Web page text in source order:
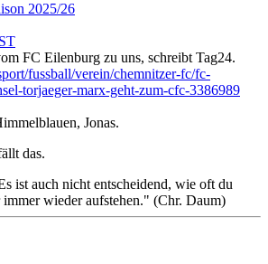
2025/26
FC Eilenburg zu uns, schreibt Tag24.
fussball/verein/chemnitzer-fc/fc-
torjaeger-marx-geht-zum-cfc-3386989
Jonas.
das.
ist auch nicht entscheidend, wie oft du
wieder aufstehen." (Chr. Daum)